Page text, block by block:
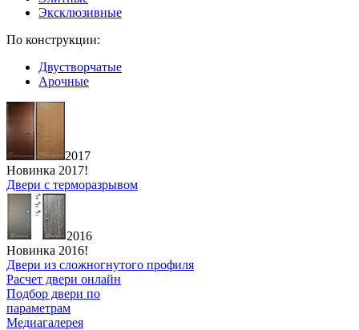
Эксклюзивные
По конструкции:
Двустворчатые
Арочные
2017
Новинка 2017!
Двери с терморазрывом
2016
Новинка 2016!
Двери из сложногнутого профиля
Расчет двери онлайн
Подбор двери по
параметрам
Медиагалерея